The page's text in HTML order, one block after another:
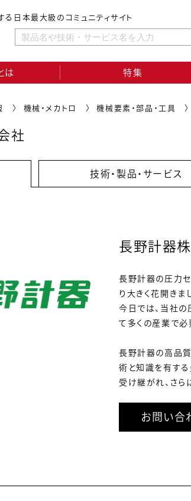
日本最大級のコミュニティサイト
は 特集
機械・メカトロ 機械要素・部品・工具
社
技術・製品・サービス
長野計器
長野計器の圧力
り大きく花開きま
今日では、当社の
て多くの産業で必
長野計器の高品質
術と知識を有する
受け継がれ、さら
お問い合